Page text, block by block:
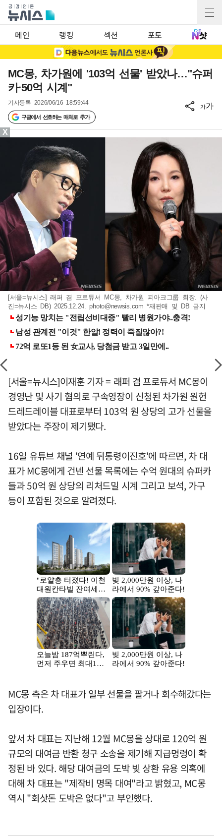
메인 랭킹 섹션 포토
MC몽, 차가원에 '103억 선물' 받았나…"슈퍼
카·50억 시계"
기사등록 2026/06/16 18:59:44
구글에서 선호하는 매체로 추가
가가
[서울=뉴시스] 래퍼 겸 프로듀서 MC몽, 차가원 피아크그룹 회장. (사
진=뉴시스 DB) 2025.12.24.photo@newsis.com *재판매 및 DB 금지
[서울=뉴시스]이재훈 기자 = 래퍼 겸 프로듀서 MC몽이
경영난 및 사기 혐의로 구속영장이 신청된 차가원 원헌
드레드레이블 대표로부터 103억 원 상당의 고가 선물을
받았다는 주장이 제기됐다.
16일 유튜브 채널 '연예 뒤통령이진호'에 따르면, 차 대
표가 MC몽에게 건넨 선물 목록에는 수억 원대의 슈퍼카
들과 50억 원 상당의 리처드밀 시계 그리고 보석, 가구
등이 포함된 것으로 알려졌다.
MC몽 측은 차 대표가 일부 선물을 팔거나 회수해갔다는
입장이다.
앞서 차 대표는 지난해 12월 MC몽을 상대로 120억 원
규모의 대여금 반환 청구 소송을 제기해 지급명령이 확
정된 바 있다. 해당 대여금의 도박 빚 상환 유용 의혹에
대해 차 대표는 "제작비 명목 대여"라고 밝혔고, MC몽
역시 "회삿돈 도박은 없다"고 부인했다.
X